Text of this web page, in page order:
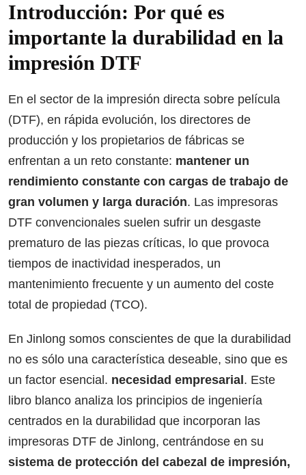
Introducción: Por qué es
importante la durabilidad en la
impresión DTF
En el sector de la impresión directa sobre película
(DTF), en rápida evolución, los directores de
producción y los propietarios de fábricas se
enfrentan a un reto constante: mantener un
rendimiento constante con cargas de trabajo de
gran volumen y larga duración. Las impresoras
DTF convencionales suelen sufrir un desgaste
prematuro de las piezas críticas, lo que provoca
tiempos de inactividad inesperados, un
mantenimiento frecuente y un aumento del coste
total de propiedad (TCO).
En Jinlong somos conscientes de que la durabilidad
no es sólo una característica deseable, sino que es
un factor esencial. necesidad empresarial . Este
libro blanco analiza los principios de ingeniería
centrados en la durabilidad que incorporan las
impresoras DTF de Jinlong, centrándose en su
sistema de protección del cabezal de impresión,